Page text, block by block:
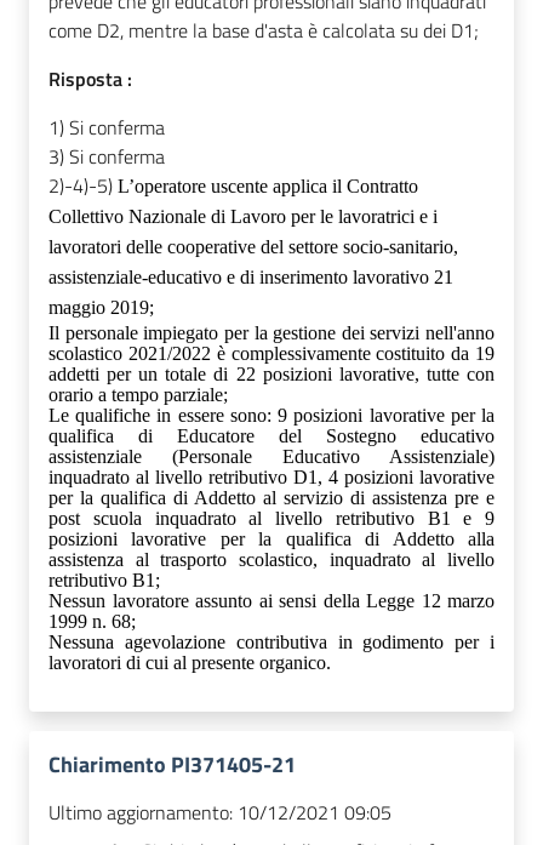
come D2, mentre la base d'asta è calcolata su dei D1;
Risposta :
1) Si conferma
3) Si conferma
2)-4)-5) L’operatore uscente applica il Contratto
Collettivo Nazionale di Lavoro per le lavoratrici e i
lavoratori delle cooperative del settore socio-sanitario,
assistenziale-educativo e di inserimento lavorativo 21
maggio 2019;
Il personale impiegato per la gestione dei servizi nell'anno
scolastico 2021/2022 è complessivamente costituito da 19
addetti per un totale di 22 posizioni lavorative, tutte con
orario a tempo parziale;
Le qualifiche in essere sono: 9 posizioni lavorative per la
qualifica di Educatore del Sostegno educativo
assistenziale (Personale Educativo Assistenziale)
inquadrato al livello retributivo D1, 4 posizioni lavorative
per la qualifica di Addetto al servizio di assistenza pre e
post scuola inquadrato al livello retributivo B1e 9
posizioni lavorative per la qualifica di Addetto alla
assistenza al trasporto scolastico, inquadrato al livello
retributivo B1;
Nessun lavoratore assunto ai sensi della Legge 12 marzo
1999 n. 68;
Nessuna agevolazione contributiva in godimento per i
lavoratori di cui al presente organico.
Chiarimento PI371405-21
Ultimo aggiornamento: 10/12/2021 09:05